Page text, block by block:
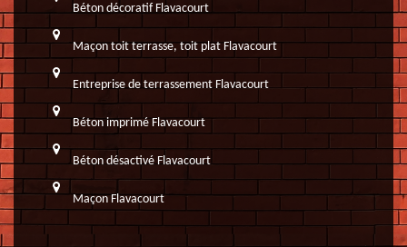
Béton décoratif Flavacourt
Maçon toit terrasse, toit plat Flavacourt
Entreprise de terrassement Flavacourt
Béton imprimé Flavacourt
Béton désactivé Flavacourt
Maçon Flavacourt